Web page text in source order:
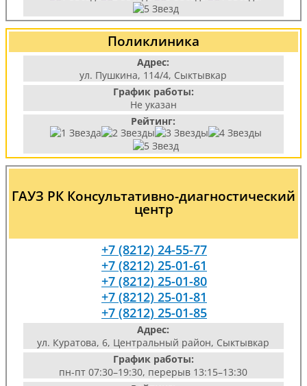
Поликлиника
Адрес:
ул. Пушкина, 114/4, Сыктывкар
График работы:
Не указан
Рейтинг:
ГАУЗ РК Консультативно-диагностический
центр
+7 (8212) 24-55-77
+7 (8212) 25-01-61
+7 (8212) 25-01-80
+7 (8212) 25-01-81
+7 (8212) 25-01-85
Адрес:
ул. Куратова, 6, Центральный район, Сыктывкар
График работы:
пн-пт 07:30–19:30, перерыв 13:15–13:30